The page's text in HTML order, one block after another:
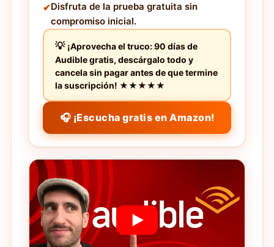
Disfruta de la prueba gratuita sin
compromiso inicial.
¡Aprovecha el truco: 90 días de
Audible gratis, descárgalo todo y
cancela sin pagar antes de que termine
la suscripción! ★★★★★
🎧 ¡Escucha gratis en Amazon!